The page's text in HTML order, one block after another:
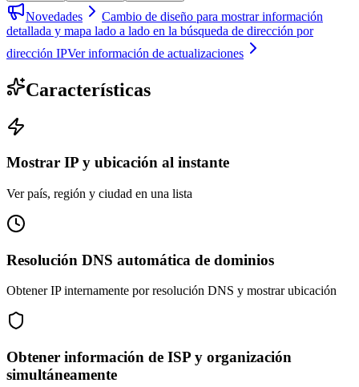
Novedades
Cambio de diseño para mostrar información
detallada y mapa lado a lado en la búsqueda de dirección por
dirección IPVer información de actualizaciones
Características
Mostrar IP y ubicación al instante
Ver país, región y ciudad en una lista
Resolución DNS automática de dominios
Obtener IP internamente por resolución DNS y mostrar ubicación
Obtener información de ISP y organización
simultáneamente